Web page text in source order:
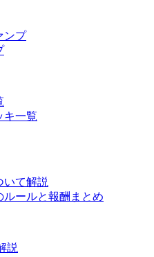
ンプ
キ一覧
いて解説
ルールと報酬まとめ
説